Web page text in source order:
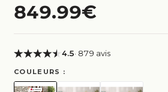
849.99€
4.5· 879 avis
COULEURS :